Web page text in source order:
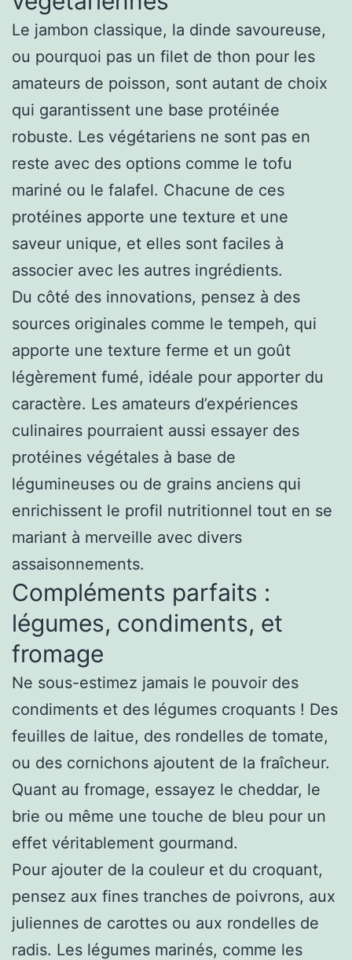
Le jambon classique, la dinde savoureuse,
ou pourquoi pas un filet de thon pour les
amateurs de poisson, sont autant de choix
qui garantissent une base protéinée
robuste. Les végétariens ne sont pas en
reste avec des options comme le tofu
mariné ou le falafel. Chacune de ces
protéines apporte une texture et une
saveur unique, et elles sont faciles à
associer avec les autres ingrédients.
Du côté des innovations, pensez à des
sources originales comme le tempeh, qui
apporte une texture ferme et un goût
légèrement fumé, idéale pour apporter du
caractère. Les amateurs d’expériences
culinaires pourraient aussi essayer des
protéines végétales à base de
légumineuses ou de grains anciens qui
enrichissent le profil nutritionnel tout en se
mariant à merveille avec divers
assaisonnements.
Compléments parfaits :
légumes, condiments, et
fromage
Ne sous-estimez jamais le pouvoir des
condiments et des légumes croquants ! Des
feuilles de laitue, des rondelles de tomate,
ou des cornichons ajoutent de la fraîcheur.
Quant au fromage, essayez le cheddar, le
brie ou même une touche de bleu pour un
effet véritablement gourmand.
Pour ajouter de la couleur et du croquant,
pensez aux fines tranches de poivrons, aux
juliennes de carottes ou aux rondelles de
radis. Les légumes marinés, comme les